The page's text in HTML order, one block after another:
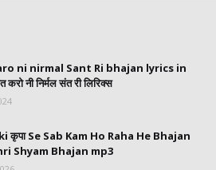
ni nirmal Sant Ri bhajan lyrics in
नी निर्मल संत री लिरिक्स
कृपा Se Sab Kam Ho Raha He Bhajan
Shyam Bhajan mp3